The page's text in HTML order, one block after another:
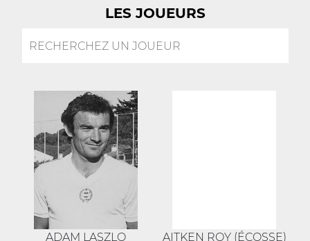
LES JOUEURS
ADAM LASZLO
AITKEN ROY (ÉCOSSE)